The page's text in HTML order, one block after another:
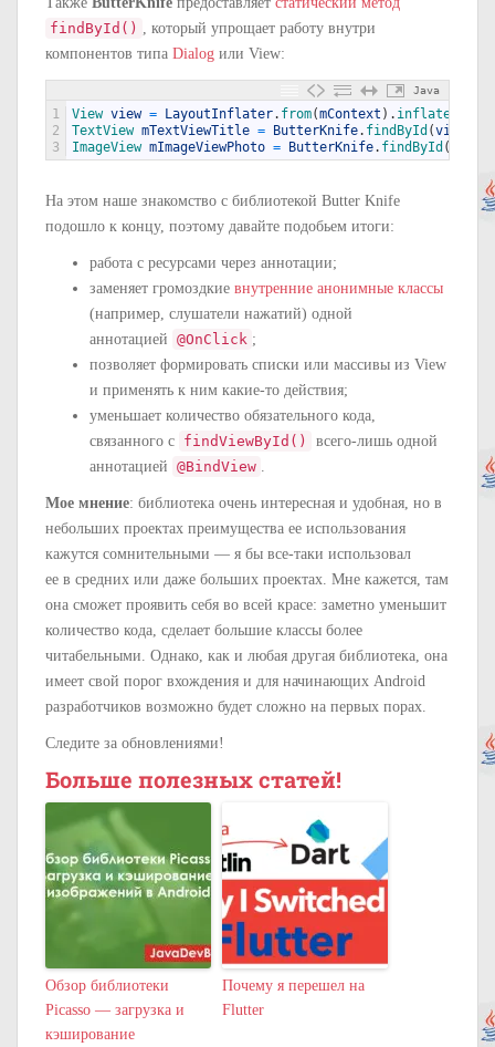
findById()
, который упрощает работу внутри
компонентов типа Dialog или View:
Java
1
2
3
View view = LayoutInflater. from(mContext ) . inflate
TextView mTextViewTitle = ButterKnife. findById (view
ImageView mImageViewPhoto = ButterKnife. findById (
На этом наше знакомство с библиотекой Butter Knife
подошло к концу, поэтому давайте подобьем итоги:
работа с ресурсами через аннотации;
заменяет громоздкие внутренние анонимные классы
(например, слушатели нажатий) одной
аннотацией @OnClick ;
позволяет формировать списки или массивы из View
и применять к ним какие-то действия;
уменьшает количество обязательного кода,
связанного с findViewById()
всего-лишь одной
аннотацией @BindView
Мое мнение: библиотека очень интересная и удобная, но в
небольших проектах преимущества ее использования
кажутся сомнительными — я бы все-таки использовал
ее в средних или даже больших проектах. Мне кажется, там
она сможет проявить себя во всей красе: заметно уменьшит
количество кода, сделает большие классы более
читабельными. Однако, как и любая другая библиотека, она
имеет свой порог вхождения и для начинающих Android
разработчиков возможно будет сложно на первых порах.
Следите за обновлениями!
Больше полезных статей!
Обзор библиотеки
Picasso — загрузка и
кэширование
Почему я перешел на
Flutter